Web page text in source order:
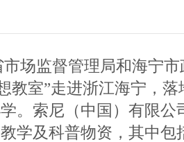
场监督管理局和海宁
教室”走进浙江海宁，
。索尼（中国）有限公
学及科普物资，其中包